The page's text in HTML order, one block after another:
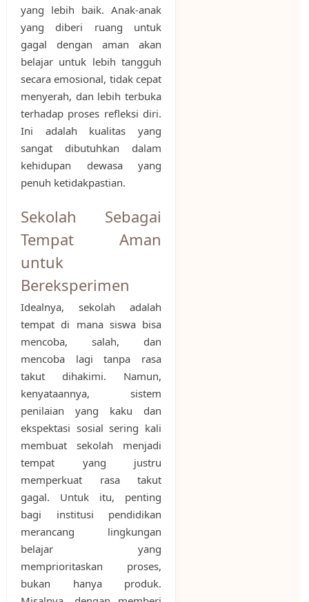
yang lebih baik. Anak-anak
yang diberi ruang untuk
gagal dengan aman akan
belajar untuk lebih tangguh
secara emosional, tidak cepat
menyerah, dan lebih terbuka
terhadap proses refleksi diri.
Ini adalah kualitas yang
sangat dibutuhkan dalam
kehidupan dewasa yang
penuh ketidakpastian.
Sekolah Sebagai
Tempat Aman
untuk
Bereksperimen
Idealnya, sekolah adalah
tempat di mana siswa bisa
mencoba, salah, dan
mencoba lagi tanpa rasa
takut dihakimi. Namun,
kenyataannya, sistem
penilaian yang kaku dan
ekspektasi sosial sering kali
membuat sekolah menjadi
tempat yang justru
memperkuat rasa takut
gagal. Untuk itu, penting
bagi institusi pendidikan
merancang lingkungan
belajar yang
memprioritaskan proses,
bukan hanya produk.